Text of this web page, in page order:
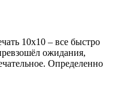
10х10 – все быстро
ожидания,
Определенно